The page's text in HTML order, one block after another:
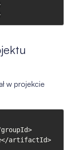
w projekcie